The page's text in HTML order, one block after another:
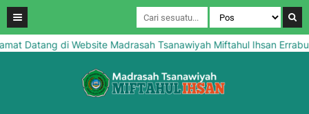
Datang di Website Madrasah Tsanawiyah Miftahul Ihsan Errabu